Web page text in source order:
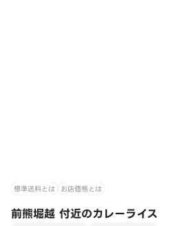
標準送料とは お店価格とは
前熊堀越 付近のカレーライス